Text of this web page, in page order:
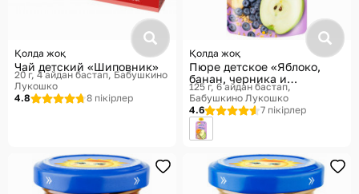
Қолда жоқ
Чай детский «Шиповник»
20 г, 4 айдан бастап Бабушкино
Лукошко
4.8
8 пікірлер
Қолда жоқ
Пюре детское «Яблоко,
банан, черника и
мультизлаки»
125 г, 6 айдан бастап
Бабушкино Лукошко
4.6
7 пікірлер